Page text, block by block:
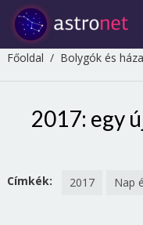
Főoldal / Bolygók és
2017: egy
Címkék: 2017 Nap